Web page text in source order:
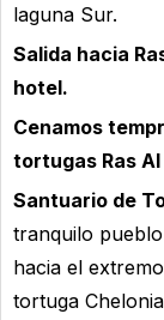
laguna Sur.
Salida hacia
hotel.
Cenamos
tortugas Ras
Santuario de
tranquilo
hacia el
tortuga